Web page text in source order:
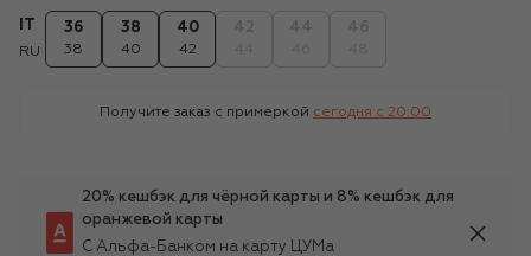
RU
36
38
38
40
40
42
Получите заказ с примеркой сегодня c 20:00
20% кешбэк для чёрной карты и 8% кешбэк для
оранжевой карты
С Альфа-Банком на карту ЦУМа